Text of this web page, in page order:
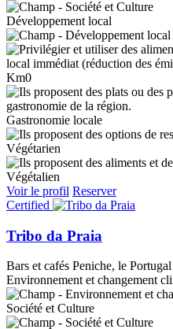
Développement local
Km0
Gastronomie locale
Végétarien
Végétalien
Voir le profil Reserver
Certified
Tribo da Praia
Bars et cafés Peniche, le Portugal
Environnement et changement
Société et Culture